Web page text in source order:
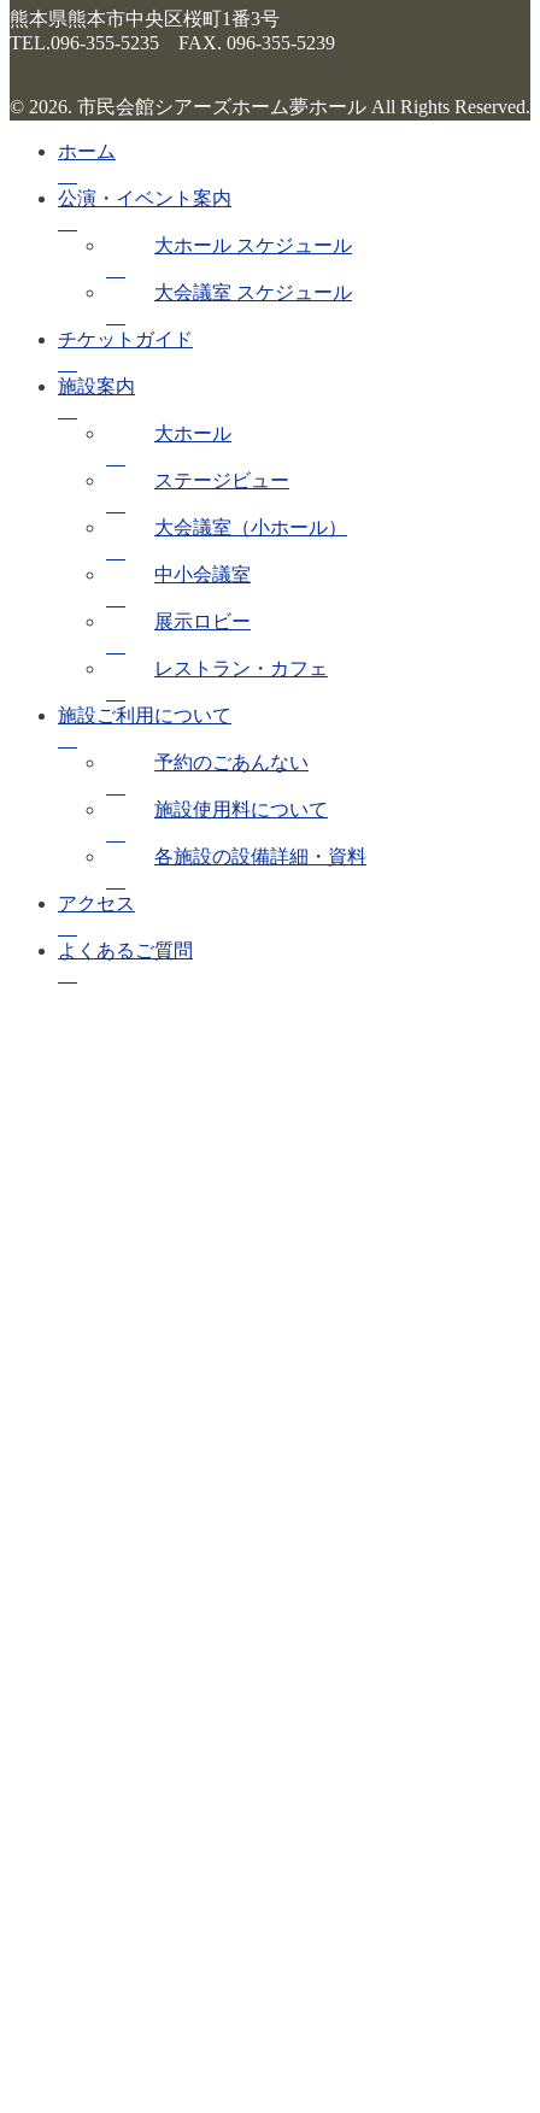
熊本県熊本市中央区桜町1番3号
TEL.096-355-5235 FAX. 096-355-5239
© 2026. 市民会館シアーズホーム夢ホール All Rights Reserved.
ホーム
公演・イベント案内
大ホール スケジュール
大会議室 スケジュール
チケットガイド
施設案内
大ホール
ステージビュー
大会議室（小ホール）
中小会議室
展示ロビー
レストラン・カフェ
施設ご利用について
予約のごあんない
施設使用料について
各施設の設備詳細・資料
アクセス
よくあるご質問